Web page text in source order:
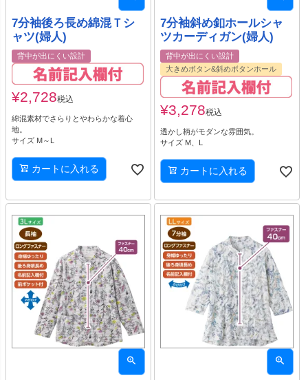
7分袖後ろ長め綿混Ｔシ
ャツ(婦人)
背中が出にくい設計
¥2,728税込
綿混素材でさらりとやわらかな着心
地。
サイズ M～L
カートに入れる
7分袖斜め釦ホールシャ
ツカーディガン(婦人)
背中が出にくい設計
大きめボタン&斜めボタンホール
¥3,278税込
透かし柄がモダンな雰囲気。
サイズ M、L
カートに入れる